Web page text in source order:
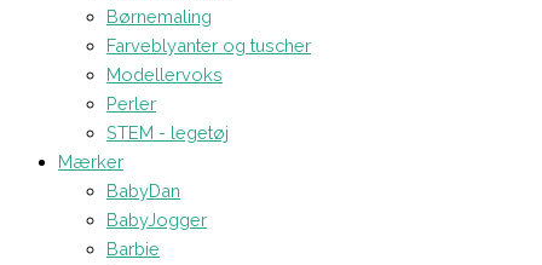
Børnemaling
Farveblyanter og tuscher
Modellervoks
Perler
STEM - legetøj
Mærker
BabyDan
BabyJogger
Barbie